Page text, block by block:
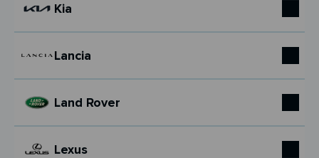
Kia
Lancia
Land Rover
Lexus